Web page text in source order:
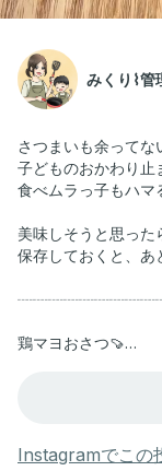
みくり⌇管
さつまいも余ってな
子どものおかわり止
食べムラっ子もハマ
美味しそうと思っ
保存しておくと、あ
鶏マヨおさつ🍠
・aにんにく 2cm
Instagramでこの